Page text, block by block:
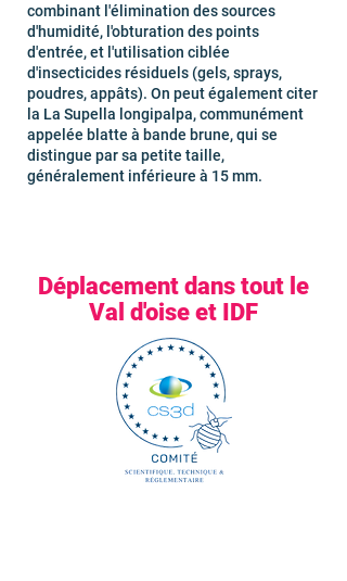
combinant l'élimination des sources
d'humidité, l'obturation des points
d'entrée, et l'utilisation ciblée
d'insecticides résiduels (gels, sprays,
poudres, appâts). On peut également citer
la La Supella longipalpa, communément
appelée blatte à bande brune, qui se
distingue par sa petite taille,
généralement inférieure à 15 mm.
Déplacement dans tout le
Val d'oise et IDF